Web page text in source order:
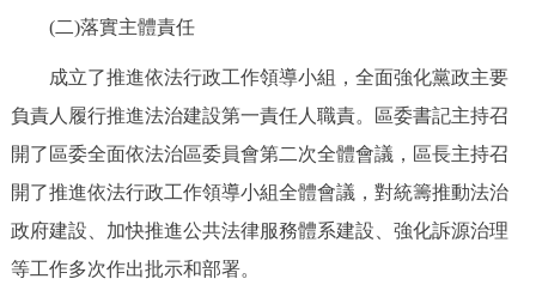
(二)落實主體責任
成立了推進依法行政工作領導小組，全面強化黨政主要
負責人履行推進法治建設第一責任人職責。區委書記主持召
開了區委全面依法治區委員會第二次全體會議，區長主持召
開了推進依法行政工作領導小組全體會議，對統籌推動法治
政府建設、加快推進公共法律服務體系建設、強化訴源治理
等工作多次作出批示和部署。